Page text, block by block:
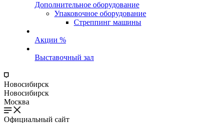
Дополнительное оборудование
Упаковочное оборудование
Стреппинг машины
Акции %
Выставочный зал
Новосибирск
Новосибирск
Москва
Официальный сайт